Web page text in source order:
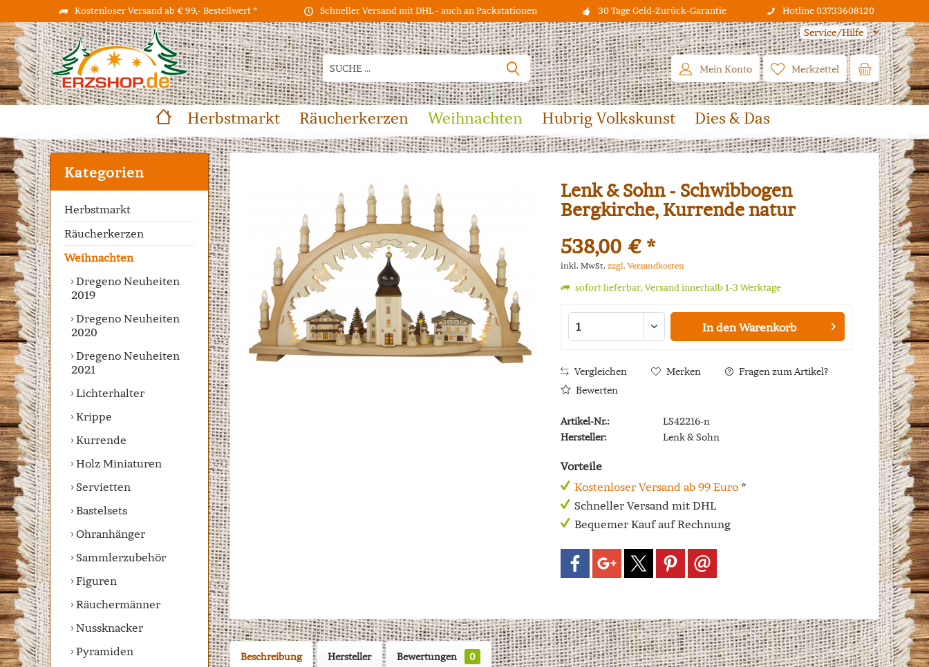
Kostenloser Versand ab € 99,- Bestellwert * Schneller Versand mit DHL - auch an Packstationen 30 Tage Geld-Zurück-Garantie Hotline 03733608120
Service/Hilfe
Merkzettel
Mein Konto
Herbstmarkt Räucherkerzen Weihnachten Hubrig Volkskunst Dies & Das
Kategorien
Herbstmarkt
Räucherkerzen
Weihnachten
Dregeno Neuheiten
2019
Dregeno Neuheiten
2020
Dregeno Neuheiten
2021
Lichterhalter
Krippe
Kurrende
Holz Miniaturen
Servietten
Bastelsets
Ohranhänger
Sammlerzubehör
Figuren
Räuchermänner
Nussknacker
Pyramiden
Lenk & Sohn - Schwibbogen
Bergkirche, Kurrende natur
538,00 € *
inkl. MwSt. zzgl. Versandkosten
sofort lieferbar, Versand innerhalb 1-3 Werktage
In den Warenkorb
Vergleichen Merken
Fragen zum Artikel?
Bewerten
Artikel-Nr.:
LS42216-n
Hersteller:
Lenk & Sohn
Vorteile
Kostenloser Versand ab 99 Euro*
Schneller Versand mit DHL
Bequemer Kauf auf Rechnung
Beschreibung Hersteller Bewertungen 0